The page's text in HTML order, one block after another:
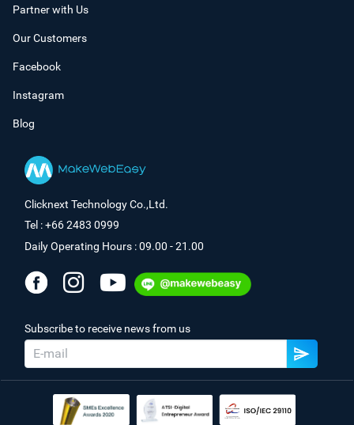
Partner with Us
Our Customers
Facebook
Instagram
Blog
Clicknext Technology Co.,Ltd.
Tel : +66 2483 0999
Daily Operating Hours : 09.00 - 21.00
Subscribe to receive news from us